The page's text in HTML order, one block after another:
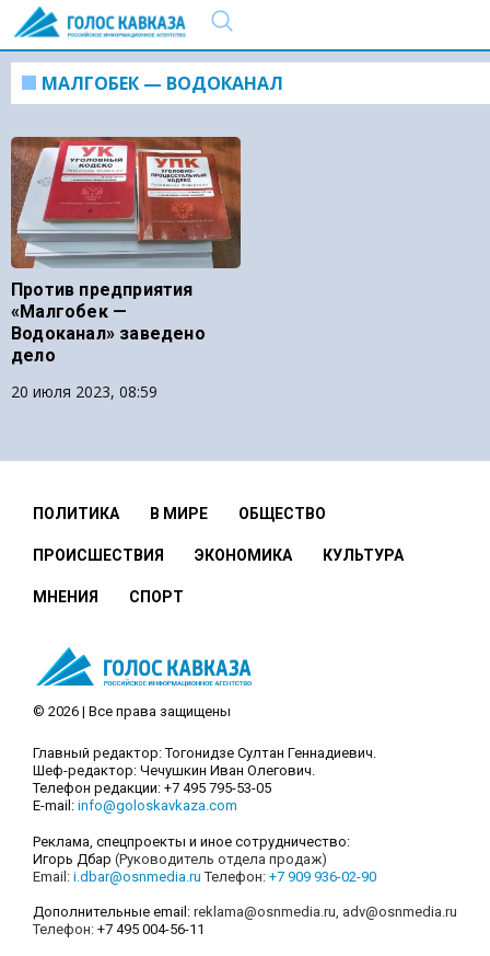
МАЛГОБЕК — ВОДОКАНАЛ
Против предприятия
«Малгобек —
Водоканал» заведено
дело
20 июля 2023, 08:59
ПОЛИТИКА В МИРЕ ОБЩЕСТВО
ПРОИСШЕСТВИЯ ЭКОНОМИКА КУЛЬТУРА
МНЕНИЯ СПОРТ
© 2026 | Все права защищены
Главный редактор: Тогонидзе Султан Геннадиевич.
Шеф-редактор: Чечушкин Иван Олегович.
Телефон редакции: +7 495 795-53-05
E-mail: info@goloskavkaza.com
Реклама, спецпроекты и иное сотрудничество:
Игорь Дбар (Руководитель отдела продаж)
Email: i.dbar@osnmedia.ru Телефон: +7 909 936-02-90
Дополнительные email: reklama@osnmedia.ru, adv@osnmedia.ru
Телефон: +7 495 004-56-11